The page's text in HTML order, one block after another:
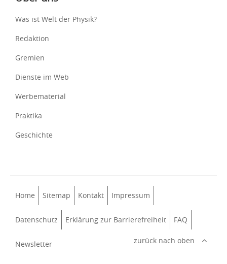
Was ist Welt der Physik?
Redaktion
Gremien
Dienste im Web
Werbematerial
Praktika
Geschichte
Home Sitemap Kontakt Impressum
Datenschutz Erklärung zur Barrierefreiheit FAQ
Newsletter zurück nach oben